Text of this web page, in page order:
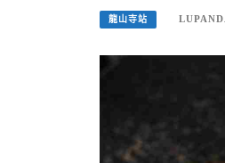
龍山寺站